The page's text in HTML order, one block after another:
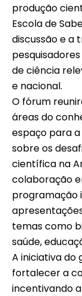
produção
Escola de
discussão e a
de ciência
e nacional.
O fórum
áreas do
espaço para
sobre os
científica na
colaboração
programação
temas como
saúde,
A iniciativa do
fortalecer a
incentivando